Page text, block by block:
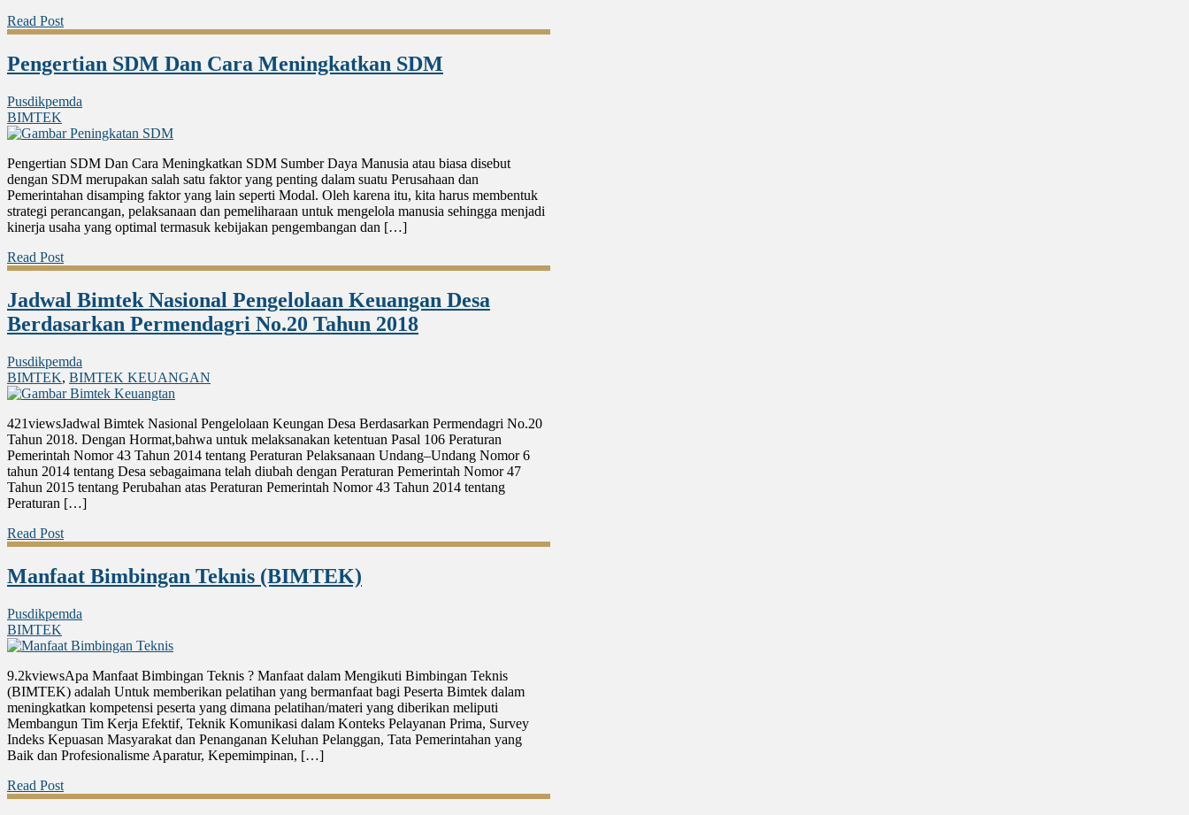
Read Post
Pengertian SDM Dan Cara Meningkatkan SDM
Pusdikpemda
BIMTEK
Pengertian SDM Dan Cara Meningkatkan SDM Sumber Daya Manusia atau biasa disebut
dengan SDM merupakan salah satu faktor yang penting dalam suatu Perusahaan dan
Pemerintahan disamping faktor yang lain seperti Modal. Oleh karena itu, kita harus membentuk
strategi perancangan, pelaksanaan dan pemeliharaan untuk mengelola manusia sehingga menjadi
kinerja usaha yang optimal termasuk kebijakan pengembangan dan […]
Read Post
Jadwal Bimtek Nasional Pengelolaan Keuangan Desa
Berdasarkan Permendagri No.20 Tahun 2018
Pusdikpemda
BIMTEK, BIMTEK KEUANGAN
421viewsJadwal Bimtek Nasional Pengelolaan Keungan Desa Berdasarkan Permendagri No.20
Tahun 2018. Dengan Hormat,bahwa untuk melaksanakan ketentuan Pasal 106 Peraturan
Pemerintah Nomor 43 Tahun 2014 tentang Peraturan Pelaksanaan Undang–Undang Nomor 6
tahun 2014 tentang Desa sebagaimana telah diubah dengan Peraturan Pemerintah Nomor 47
Tahun 2015 tentang Perubahan atas Peraturan Pemerintah Nomor 43 Tahun 2014 tentang
Peraturan […]
Read Post
Manfaat Bimbingan Teknis (BIMTEK)
Pusdikpemda
BIMTEK
9.2kviewsApa Manfaat Bimbingan Teknis ? Manfaat dalam Mengikuti Bimbingan Teknis
(BIMTEK) adalah Untuk memberikan pelatihan yang bermanfaat bagi Peserta Bimtek dalam
meningkatkan kompetensi peserta yang dimana pelatihan/materi yang diberikan meliputi
Membangun Tim Kerja Efektif, Teknik Komunikasi dalam Konteks Pelayanan Prima, Survey
Indeks Kepuasan Masyarakat dan Penanganan Keluhan Pelanggan, Tata Pemerintahan yang
Baik dan Profesionalisme Aparatur, Kepemimpinan, […]
Read Post